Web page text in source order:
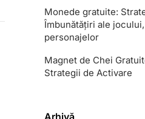
Monede gratuite:
Îmbunătățiri ale
personajelor
Magnet de Chei
Strategii de Activare
Arhivă